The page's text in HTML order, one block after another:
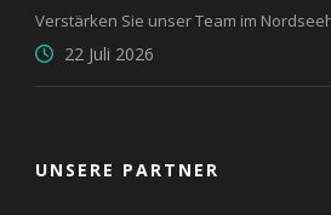
Verstärken Sie unser Team im
22 Juli 2026
UNSERE PARTNER